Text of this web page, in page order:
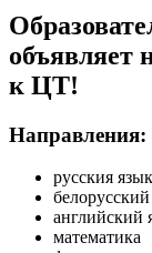
объявляет
к ЦТ!
Направления:
русския язык
английский
математика